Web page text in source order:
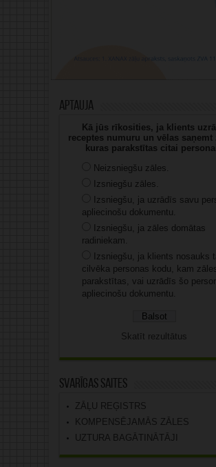
Aptauja
Kā jūs rīkosities, ja klients
receptes numuru un vēlas saņemt
kuras parakstītas citai
Neizsniegšu zāles.
Izsniegšu zāles.
Izsniegšu, ja uzrādīs savu
apliecinošu dokumentu.
Izsniegšu, ja zāles domātas
radiniekam.
Izsniegšu, ja klients nosauks
cilvēka personas kodu, kam
parakstītas, vai uzrādīs šo
apliecinošu dokumentu.
Skatīt rezultātus
Svarīgas saites
ZĀĻU REĢISTRS
KOMPENSĒJAMĀS ZĀLES
UZTURA BAGĀTINĀTĀJI